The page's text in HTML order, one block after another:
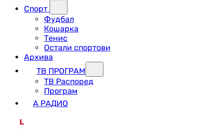
Спорт
Фудбал
Кошарка
Тенис
Остали спортови
Архива
ТВ ПРОГРАМ
ТВ Распоред
Програм
А РАДИО
L